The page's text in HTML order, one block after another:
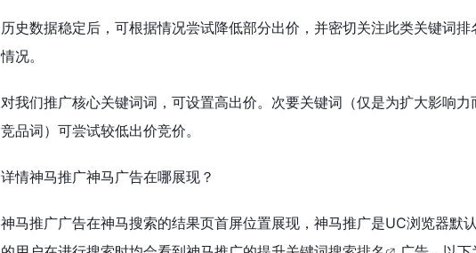
历史数据稳定后，可根据情况尝试降低部分出价，并密切关注此类关键词
情况。
对我们推广核心关键词词，可设置高出价。次要关键词（仅是为扩大影响
竞品词）可尝试较低出价竞价。
详情神马推广神马广告在哪展现？
神马推广广告在神马搜索的结果页首屏位置展现，神马推广是UC浏览器默